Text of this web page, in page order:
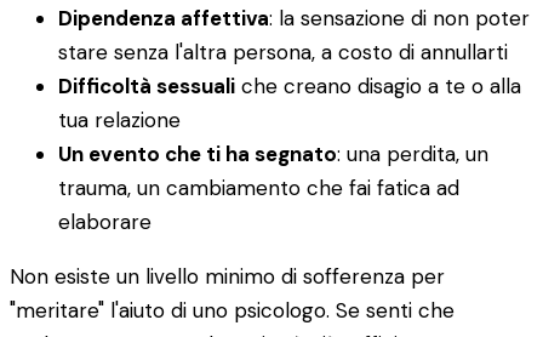
Dipendenza affettiva: la sensazione di non poter
stare senza l'altra persona, a costo di annullarti
Difficoltà sessuali che creano disagio a te o alla
tua relazione
Un evento che ti ha segnato: una perdita, un
trauma, un cambiamento che fai fatica ad
elaborare
Non esiste un livello minimo di sofferenza per
"meritare" l'aiuto di uno psicologo. Se senti che